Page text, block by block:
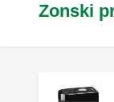
Zonski